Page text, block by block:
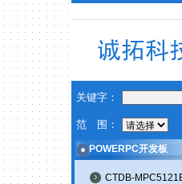
关键字：
范 围：
POWERPC开发板
CTDB-